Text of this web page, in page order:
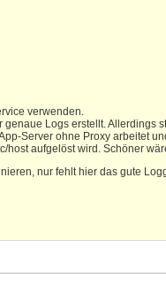
verwenden.
Logs erstellt.
Server ohne Proxy arbeitet
aufgelöst wird. Schöner
nur fehlt hier das gute